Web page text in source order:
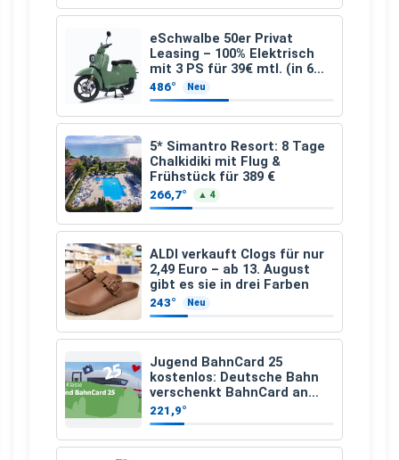
eSchwalbe 50er Privat
Leasing – 100% Elektrisch
mit 3 PS für 39€ mtl. (in 6
schicken Farben LF: 0.43, 36
Monate, Bereitstellung:
159,00 €, 2.500 km/Jahr)
486° Neu
5* Simantro Resort: 8 Tage
Chalkidiki mit Flug &
Frühstück für 389 €
266,7° ▲ 4
ALDI verkauft Clogs für nur
2,49 Euro – ab 13. August
gibt es sie in drei Farben
243° Neu
Jugend BahnCard 25
kostenlos: Deutsche Bahn
verschenkt BahnCard an
Kinder und Jugendliche
221,9°